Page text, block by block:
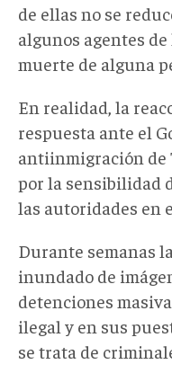
de ellas no se
algunos agentes
muerte de alguna
En realidad, la
respuesta ante el
antiinmigración de
por la sensibilidad
las autoridades en
Durante semanas
inundado de
detenciones
ilegal y en sus
se trata de